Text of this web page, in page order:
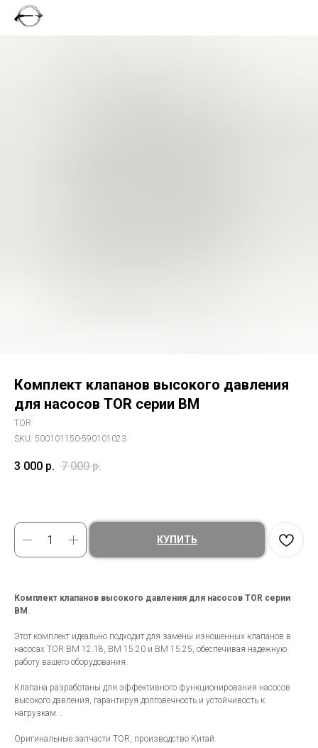
Комплект клапанов высокого давления
для насосов TOR серии BM
TOR
SKU: 500101150-590101023
3 000 р. 7 000 р.
КУПИТЬ
Комплект клапанов высокого давления для насосов TOR серии
BM .
Этот комплект идеально подходит для замены изношенных клапанов в
насосах TOR BM 12.18, BM 15.20 и BM 15.25, обеспечивая надежную
работу вашего оборудования.
Клапана разработаны для эффективного функционирования насосов
высокого давления, гарантируя долговечность и устойчивость к
нагрузкам. .
Оригинальные запчасти TOR, производство Китай.